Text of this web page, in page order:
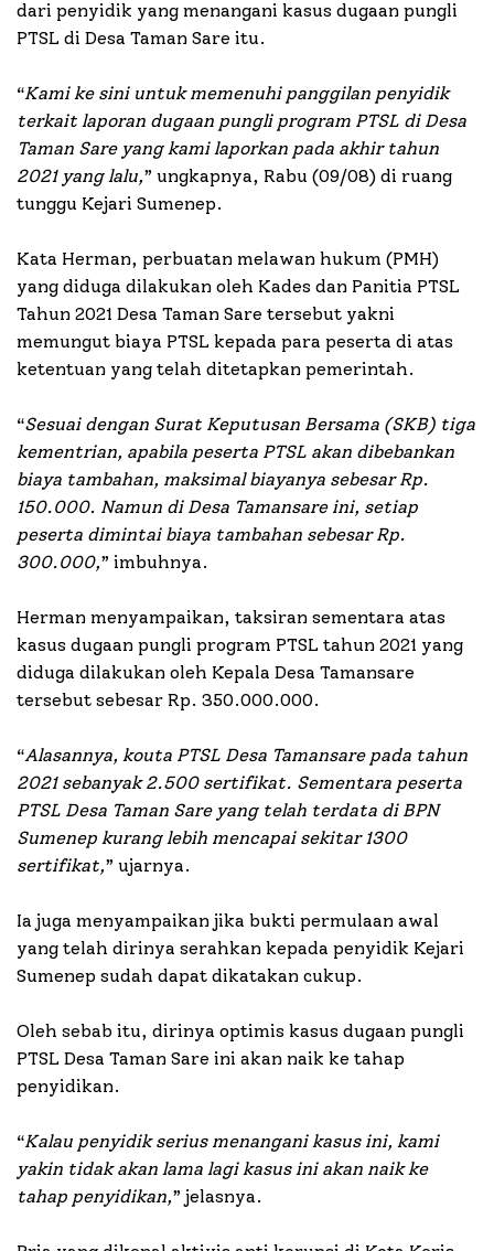
dari penyidik yang menangani kasus dugaan pungli
PTSL di Desa Taman Sare itu.
“Kami ke sini untuk memenuhi panggilan penyidik
terkait laporan dugaan pungli program PTSL di Desa
Taman Sare yang kami laporkan pada akhir tahun
2021 yang lalu,” ungkapnya, Rabu (09/08) di ruang
tunggu Kejari Sumenep.
Kata Herman, perbuatan melawan hukum (PMH)
yang diduga dilakukan oleh Kades dan Panitia PTSL
Tahun 2021 Desa Taman Sare tersebut yakni
memungut biaya PTSL kepada para peserta di atas
ketentuan yang telah ditetapkan pemerintah.
“Sesuai dengan Surat Keputusan Bersama (SKB) tiga
kementrian, apabila peserta PTSL akan dibebankan
biaya tambahan, maksimal biayanya sebesar Rp.
150.000. Namun di Desa Tamansare ini, setiap
peserta dimintai biaya tambahan sebesar Rp.
300.000,” imbuhnya.
Herman menyampaikan, taksiran sementara atas
kasus dugaan pungli program PTSL tahun 2021 yang
diduga dilakukan oleh Kepala Desa Tamansare
tersebut sebesar Rp. 350.000.000.
“Alasannya, kouta PTSL Desa Tamansare pada tahun
2021 sebanyak 2.500 sertifikat. Sementara peserta
PTSL Desa Taman Sare yang telah terdata di BPN
Sumenep kurang lebih mencapai sekitar 1300
sertifikat,” ujarnya.
Ia juga menyampaikan jika bukti permulaan awal
yang telah dirinya serahkan kepada penyidik Kejari
Sumenep sudah dapat dikatakan cukup.
Oleh sebab itu, dirinya optimis kasus dugaan pungli
PTSL Desa Taman Sare ini akan naik ke tahap
penyidikan.
“Kalau penyidik serius menangani kasus ini, kami
yakin tidak akan lama lagi kasus ini akan naik ke
tahap penyidikan,” jelasnya.